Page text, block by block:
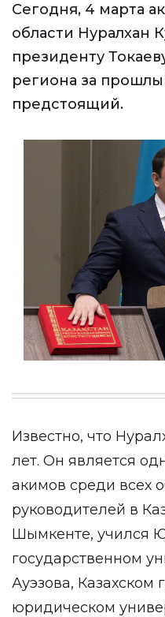
Сегодня, 4 марта
области Нуралхан
президенту
региона за
предстоящий.
Известно, что
лет. Он является
акимов среди всех
руководителей в
Шымкенте, учился
государственном
Ауэзова, Казахском
юридическом